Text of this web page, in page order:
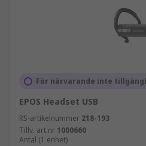
För närvarande inte
EPOS Headset USB
RS-artikelnummer 218-193
Tillv. art.nr 1000660
Antal (1 enhet)